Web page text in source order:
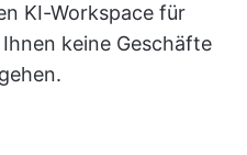
KI-Workspace für
keine Geschäfte